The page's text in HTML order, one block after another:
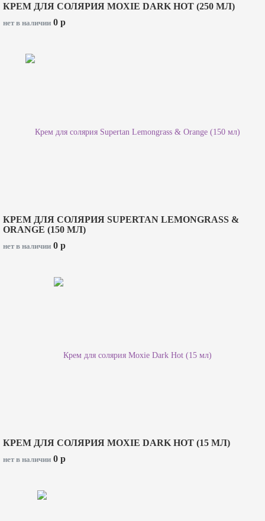
КРЕМ ДЛЯ СОЛЯРИЯ MOXIE DARK HOT (250 МЛ)
нет в наличии 0 p
КРЕМ ДЛЯ СОЛЯРИЯ SUPERTAN LEMONGRASS &
ORANGE (150 МЛ)
нет в наличии 0 p
КРЕМ ДЛЯ СОЛЯРИЯ MOXIE DARK HOT (15 МЛ)
нет в наличии 0 p